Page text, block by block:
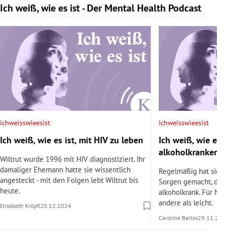
Ich weiß, wie es ist - Der Mental Health Podcast
Slide 1 von 9
ichweisswieesist
Ich weiß, wie es ist, mit HIV zu leben
Wiltrut wurde 1996 mit HIV diagnostiziert. Ihr
damaliger Ehemann hatte sie wissentlich
angesteckt - mit den Folgen lebt Wiltrut bis
heute.
Elisabeth Kröpfl20.12.2024
ichweisswieesist
Ich weiß, wie es
alkoholkranken
Regelmäßig hat
Sorgen gemacht,
alkoholkrank. Für
andere als leicht.
Caroline Bartos